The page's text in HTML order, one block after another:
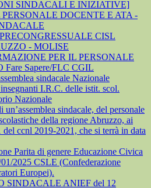
SINDACALI E INIZIATIVE]
PERSONALE DOCENTE E ATA -
CISL
- MOLISE
PER IL PERSONALE
Fare Sapere/FLC CGIL
sindacale Nazionale
I.R.C. delle istit. scol.
Nazionale
un’assemblea sindacale, del personale
della regione Abruzzo, ai
del ccnl 2019-2021, che si terrà in data
Parita di genere Educazione Civica
2025 CSLE (Confederazione
Europei).
SINDACALE ANIEF del 12